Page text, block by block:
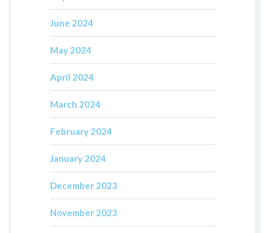
June 2024
May 2024
April 2024
March 2024
February 2024
January 2024
December 2023
November 2023